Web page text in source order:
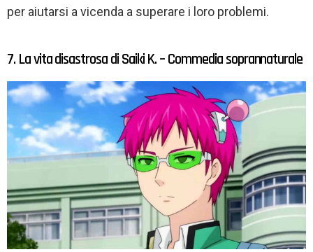
per aiutarsi a vicenda a superare i loro problemi.
7. La vita disastrosa di Saiki K. – Commedia soprannaturale